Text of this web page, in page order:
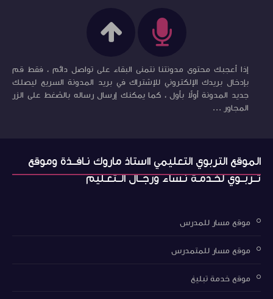
إذا أعجبك محتوى مدونتنا نتمنى البقاء على تواصل دائم ، فقط قم
بإدخال بريدك الإلكتروني للإشتراك في بريد المدونة السريع ليصلك
جديد المدونة أولاً بأول ، كما يمكنك إرسال رساله بالضغط على الزر
المجاور ...
الموقع التربوي التعليمي ااستاذ ماروك نـافــذة وموقع
تــربــوي لخـدمـة نـساء ورجــال الــتعـليم
موقع مسار للمدرس
موقع مسار للمتمدرس
موقع خدمة تبليغ